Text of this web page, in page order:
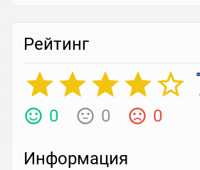
Рейтинг
0 0 0
Информация